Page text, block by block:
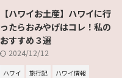
【ハワイお土産】ハワイに行
ったらおみやげはコレ！私の
おすすめ３選
2024/12/12
ハワイ 旅行記 ハワイ情報